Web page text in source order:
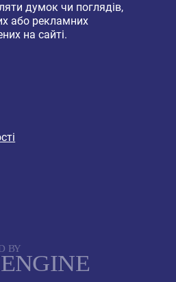
думок чи поглядів,
або рекламних
на сайті.